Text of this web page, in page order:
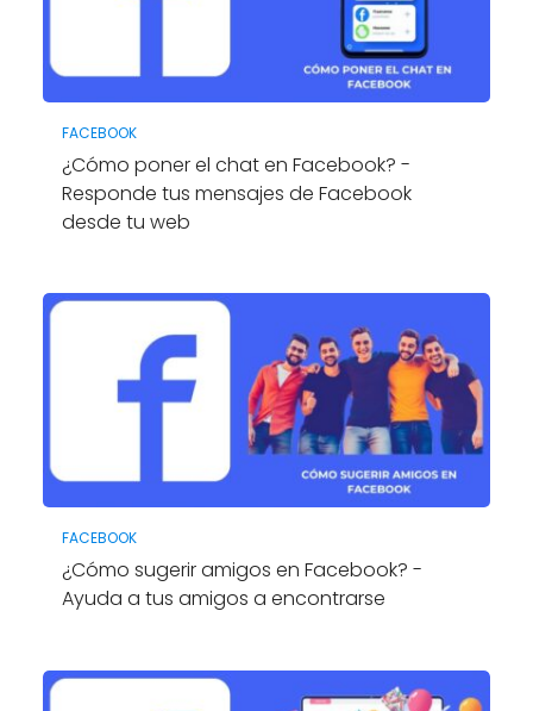
FACEBOOK
¿Cómo poner el chat en Facebook? -
Responde tus mensajes de Facebook
desde tu web
FACEBOOK
¿Cómo sugerir amigos en Facebook? -
Ayuda a tus amigos a encontrarse